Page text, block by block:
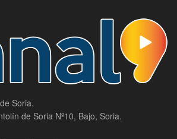
Soria.
de Soria Nº10, Bajo, Soria.